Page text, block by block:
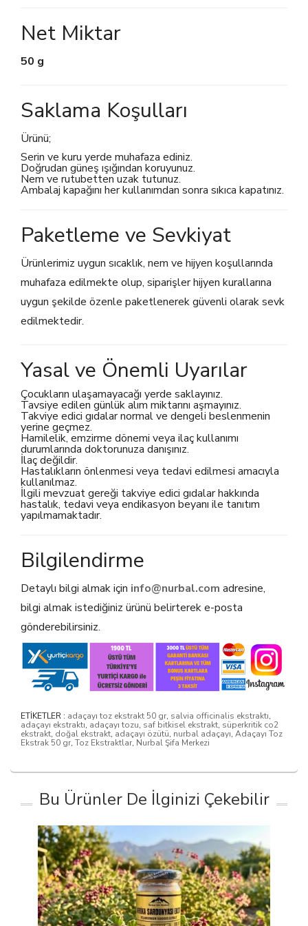
Net Miktar
50 g
Saklama Koşulları
Ürünü;
Serin ve kuru yerde muhafaza ediniz.
Doğrudan güneş ışığından koruyunuz.
Nem ve rutubetten uzak tutunuz.
Ambalaj kapağını her kullanımdan sonra sıkıca kapatınız.
Paketleme ve Sevkiyat
Ürünlerimiz uygun sıcaklık, nem ve hijyen koşullarında
muhafaza edilmekte olup, siparişler hijyen kurallarına
uygun şekilde özenle paketlenerek güvenli olarak sevk
edilmektedir.
Yasal ve Önemli Uyarılar
Çocukların ulaşamayacağı yerde saklayınız.
Tavsiye edilen günlük alım miktarını aşmayınız.
Takviye edici gıdalar normal ve dengeli beslenmenin
yerine geçmez.
Hamilelik, emzirme dönemi veya ilaç kullanımı
durumlarında doktorunuza danışınız.
İlaç değildir.
Hastalıkların önlenmesi veya tedavi edilmesi amacıyla
kullanılmaz.
İlgili mevzuat gereği takviye edici gıdalar hakkında
hastalık, tedavi veya endikasyon beyanı ile tanıtım
yapılmamaktadır.
Bilgilendirme
Detaylı bilgi almak için info@nurbal.com adresine,
bilgi almak istediğiniz ürünü belirterek e-posta
gönderebilirsiniz.
ETİKETLER : adaçayı toz ekstrakt 50 gr, salvia officinalis ekstraktı,
adaçayı ekstraktı, adaçayı tozu, saf bitkisel ekstrakt, süperkritik co2
ekstrakt, doğal ekstrakt, adaçayı özütü, nurbal adaçayı, Adaçayı Toz
Ekstrak 50 gr, Toz Ekstraktlar, Nurbal Şifa Merkezi
Bu Ürünler De İlginizi Çekebilir